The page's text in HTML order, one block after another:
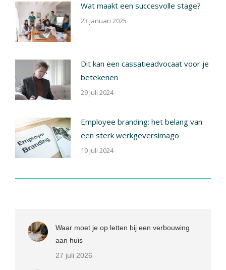
Wat maakt een succesvolle stage?
23 januari 2025
Dit kan een cassatieadvocaat voor je
betekenen
29 juli 2024
Employee branding: het belang van
een sterk werkgeversimago
19 juli 2024
Waar moet je op letten bij een verbouwing
aan huis
27 juli 2026